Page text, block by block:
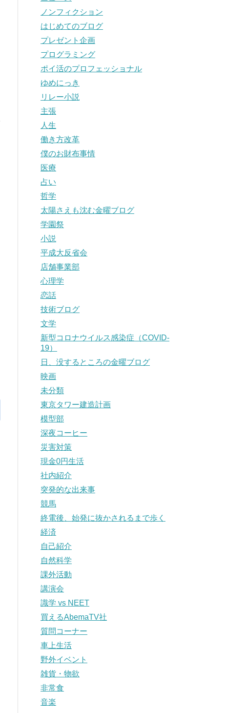
ノンフィクション
はじめてのブログ
プレゼント企画
プログラミング
ポイ活のプロフェッショナル
ゆめにっき
リレー小説
主張
人生
働き方改革
僕のお財布事情
医療
占い
哲学
太陽さえも沈む金曜ブログ
学園祭
小説
平成大反省会
店舗事業部
心理学
恋話
技術ブログ
文学
新型コロナウイルス感染症（COVID-
19）
日、没するところの金曜ブログ
映画
未分類
東京タワー建造計画
模型部
深夜コーヒー
災害対策
現金0円生活
社内紹介
突発的な出来事
競馬
終電後、始発に抜かされるまで歩く
経済
自己紹介
自然科学
課外活動
講演会
識学 vs NEET
買えるAbemaTV社
質問コーナー
車上生活
野外イベント
雑貨・物欲
非常食
音楽